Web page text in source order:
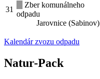
31
Zber komunálneho
odpadu
Jarovnice (Sabinov)
Kalendár zvozu odpadu
Natur-Pack